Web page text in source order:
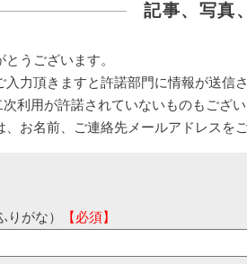
記事、写真
うございます。
入力頂きますと許諾部門に情報が送信
次利用が許諾されていないものもござ
、お名前、ご連絡先メールアドレスを
りがな） 【必須】